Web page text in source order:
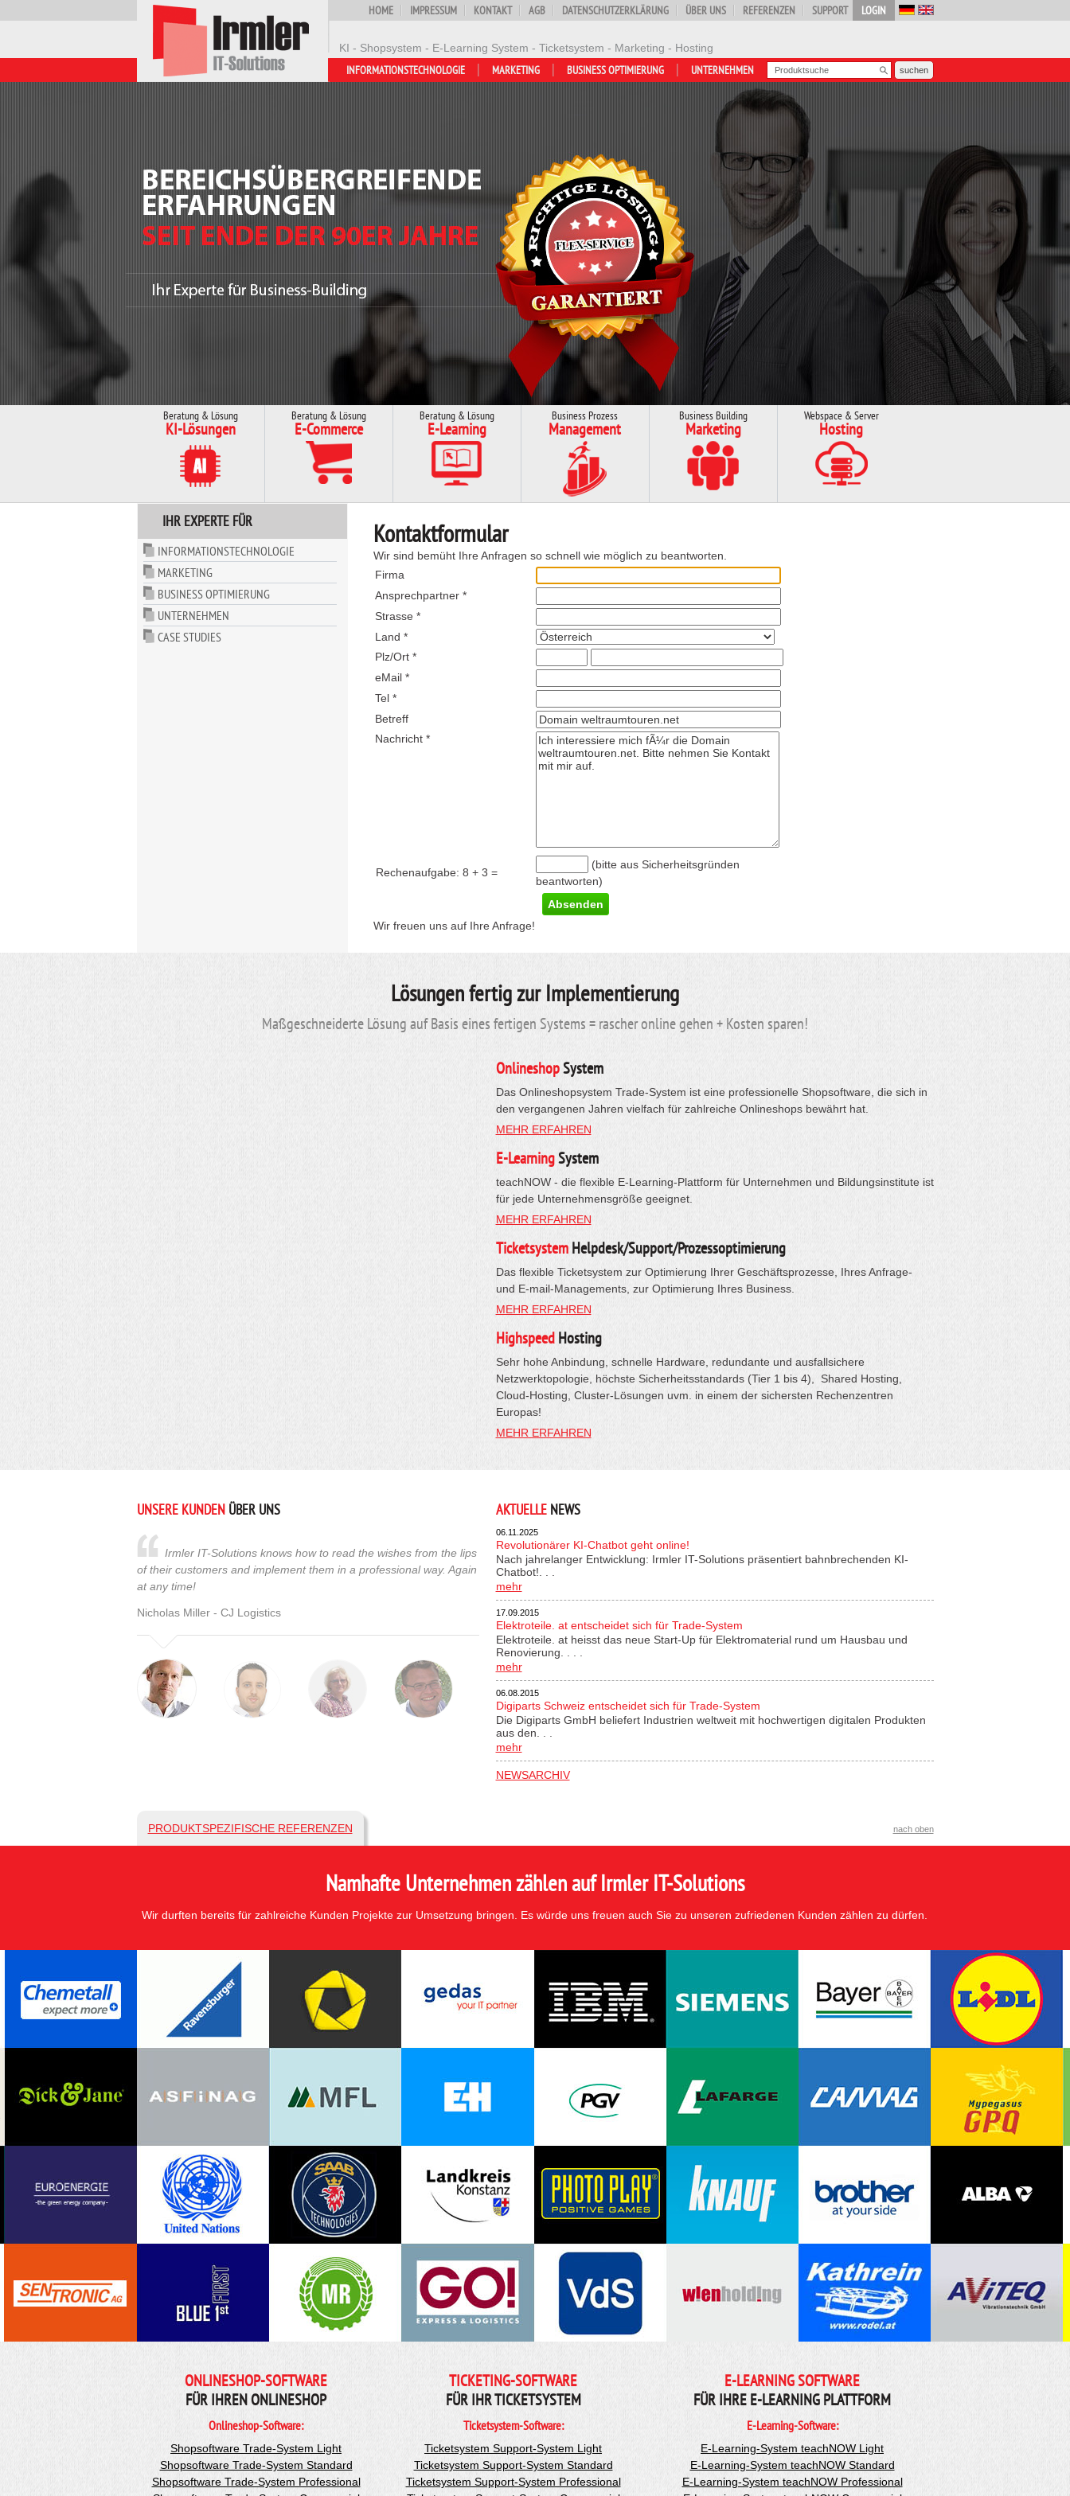
KI - Shopsystem - E-Learning System - Ticketsystem - Marketing - Hosting
LOGIN
HOME IMPRESSUM KONTAKT AGB DATENSCHUTZERKLÄRUNG ÜBER UNS REFERENZEN SUPPORT
UNTERNEHMEN
BUSINESS OPTIMIERUNG
MARKETING
INFORMATIONSTECHNOLOGIE
Beratung & Lösung
KI-Lösungen
Beratung & Lösung
E-Commerce
Beratung & Lösung
E-Learning
Business Prozess
Management
Business Building
Marketing
Webspace & Server
Hosting
IHR EXPERTE FÜR
INFORMATIONSTECHNOLOGIE
MARKETING
BUSINESS OPTIMIERUNG
UNTERNEHMEN
CASE STUDIES
Kontaktformular
Wir sind bemüht Ihre Anfragen so schnell wie möglich zu beantworten.
Firma
Ansprechpartner *
Strasse *
Land *
Plz/Ort *
eMail *
Tel *
Betreff
Nachricht *
Rechenaufgabe: 8 + 3 =
(bitte aus Sicherheitsgründen
beantworten)
Wir freuen uns auf Ihre Anfrage!
Lösungen fertig zur Implementierung
Maßgeschneiderte Lösung auf Basis eines fertigen Systems = rascher online gehen + Kosten sparen!
OnlineshopSystem
Das Onlineshopsystem Trade-System ist eine professionelle Shopsoftware, die sich in
den vergangenen Jahren vielfach für zahlreiche Onlineshops bewährt hat.
MEHR ERFAHREN
E-LearningSystem
teachNOW - die flexible E-Learning-Plattform für Unternehmen und Bildungsinstitute ist
für jede Unternehmensgröße geeignet.
MEHR ERFAHREN
TicketsystemHelpdesk/Support/Prozessoptimierung
Das flexible Ticketsystem zur Optimierung Ihrer Geschäftsprozesse, Ihres Anfrage-
und E-mail-Managements, zur Optimierung Ihres Business.
MEHR ERFAHREN
HighspeedHosting
Sehr hohe Anbindung, schnelle Hardware, redundante und ausfallsichere
Netzwerktopologie, höchste Sicherheitsstandards (Tier 1 bis 4), Shared Hosting,
Cloud-Hosting, Cluster-Lösungen uvm. in einem der sichersten Rechenzentren
Europas!
MEHR ERFAHREN
UNSERE KUNDENÜBER UNS
Irmler IT-Solutions knows how to read the wishes from the lips
of their customers and implement them in a professional way. Again
at any time!
Nicholas Miller - CJ Logistics
AKTUELLENEWS
06.11.2025
Revolutionärer KI-Chatbot geht online!
Nach jahrelanger Entwicklung: Irmler IT-Solutions präsentiert bahnbrechenden KI-
Chatbot!. . .
mehr
17.09.2015
Elektroteile. at entscheidet sich für Trade-System
Elektroteile. at heisst das neue Start-Up für Elektromaterial rund um Hausbau und
Renovierung. . . .
mehr
06.08.2015
Digiparts Schweiz entscheidet sich für Trade-System
Die Digiparts GmbH beliefert Industrien weltweit mit hochwertigen digitalen Produkten
aus den. . .
mehr
NEWSARCHIV
PRODUKTSPEZIFISCHE REFERENZEN nach oben
Namhafte Unternehmen zählen auf Irmler IT-Solutions
Wir durften bereits für zahlreiche Kunden Projekte zur Umsetzung bringen. Es würde uns freuen auch Sie zu unseren zufriedenen Kunden zählen zu dürfen.
ONLINESHOP-SOFTWARE
FÜR IHREN ONLINESHOP
Onlineshop-Software:
Shopsoftware Trade-System Light
Shopsoftware Trade-System Standard
Shopsoftware Trade-System Professional
TICKETING-SOFTWARE
FÜR IHR TICKETSYSTEM
Ticketsystem-Software:
Ticketsystem Support-System Light
Ticketsystem Support-System Standard
Ticketsystem Support-System Professional
E-LEARNING SOFTWARE
FÜR IHRE E-LEARNING PLATTFORM
E-Learning-Software:
E-Learning-System teachNOW Light
E-Learning-System teachNOW Standard
E-Learning-System teachNOW Professional